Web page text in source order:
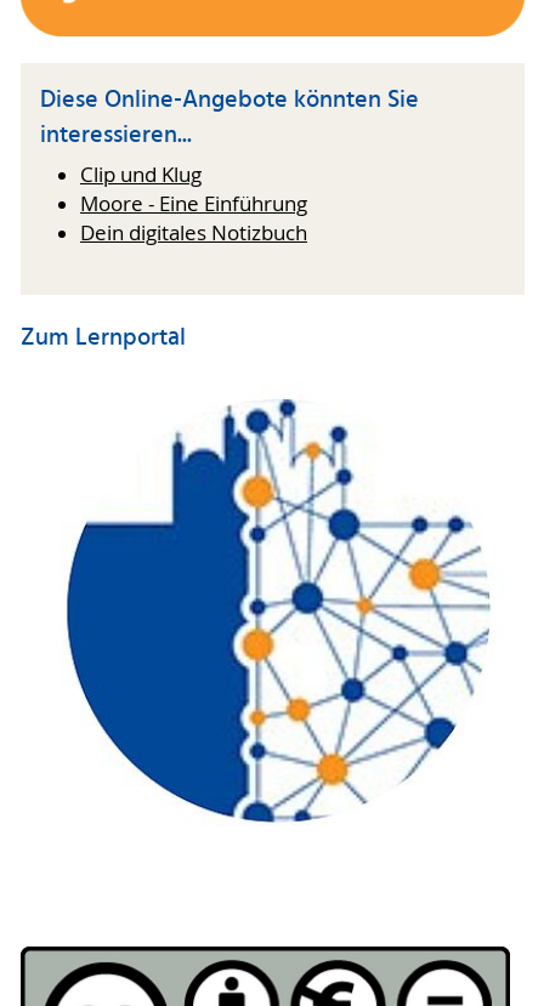
Diese Online-Angebote könnten Sie
interessieren...
Clip und Klug
Moore - Eine Einführung
Dein digitales Notizbuch
Zum Lernportal